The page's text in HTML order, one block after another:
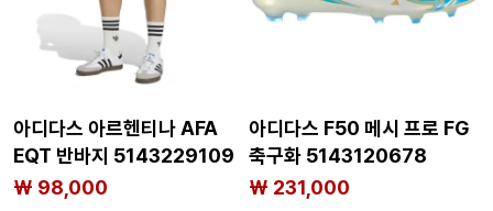
아디다스 아르헨티나 AFA
EQT 반바지 5143229109
₩ 98,000
아디다스 F50 메시 프로 FG
축구화 5143120678
₩ 231,000